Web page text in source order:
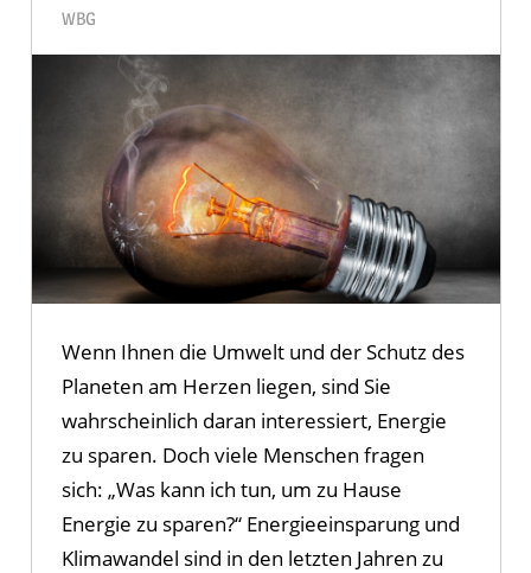
WBG
Wenn Ihnen die Umwelt und der Schutz des
Planeten am Herzen liegen, sind Sie
wahrscheinlich daran interessiert, Energie
zu sparen. Doch viele Menschen fragen
sich: „Was kann ich tun, um zu Hause
Energie zu sparen?“ Energieeinsparung und
Klimawandel sind in den letzten Jahren zu